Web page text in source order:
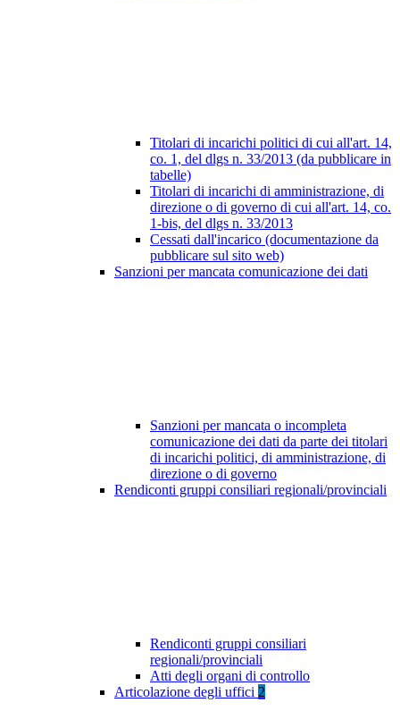
Titolari di incarichi politici di cui all'art. 14,
co. 1, del dlgs n. 33/2013 (da pubblicare in
tabelle)
Titolari di incarichi di amministrazione, di
direzione o di governo di cui all'art. 14, co.
1-bis, del dlgs n. 33/2013
Cessati dall'incarico (documentazione da
pubblicare sul sito web)
Sanzioni per mancata comunicazione dei dati
Sanzioni per mancata o incompleta
comunicazione dei dati da parte dei titolari
di incarichi politici, di amministrazione, di
direzione o di governo
Rendiconti gruppi consiliari regionali/provinciali
Rendiconti gruppi consiliari
regionali/provinciali
Atti degli organi di controllo
Articolazione degli uffici 2